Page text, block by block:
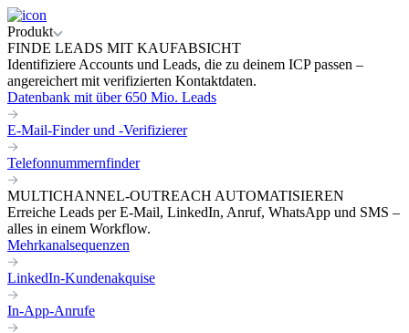
Produkt
FINDE LEADS MIT KAUFABSICHT
Identifiziere Accounts und Leads, die zu deinem ICP passen –
angereichert mit verifizierten Kontaktdaten.
Datenbank mit über 650 Mio. Leads
E-Mail-Finder und -Verifizierer
Telefonnummernfinder
MULTICHANNEL-OUTREACH AUTOMATISIEREN
Erreiche Leads per E-Mail, LinkedIn, Anruf, WhatsApp und SMS –
alles in einem Workflow.
Mehrkanalsequenzen
LinkedIn-Kundenakquise
In-App-Anrufe